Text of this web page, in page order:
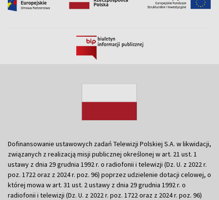
Dofinansowanie ustawowych zadań Telewizji Polskiej S.A. w likwidacji,
związanych z realizacją misji publicznej określonej w art. 21 ust. 1
ustawy z dnia 29 grudnia 1992 r. o radiofonii i telewizji (Dz. U. z 2022 r.
poz. 1722 oraz z 2024 r. poz. 96) poprzez udzielenie dotacji celowej, o
której mowa w art. 31 ust. 2 ustawy z dnia 29 grudnia 1992 r. o
radiofonii i telewizji (Dz. U. z 2022 r. poz. 1722 oraz z 2024 r. poz. 96)